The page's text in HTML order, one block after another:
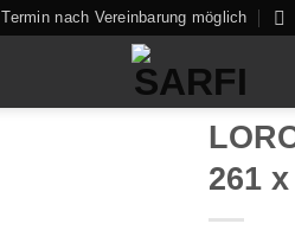
Termin nach Vereinbarung möglich
261